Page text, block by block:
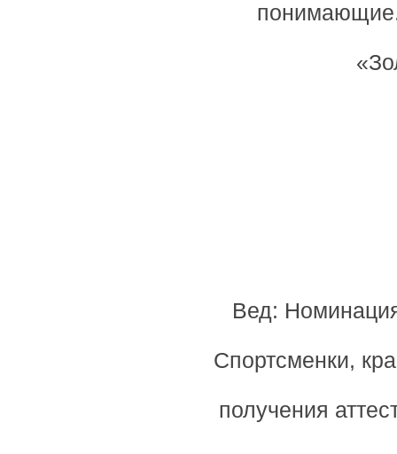
понимающие.
Вед:
Спортсменки,
получения